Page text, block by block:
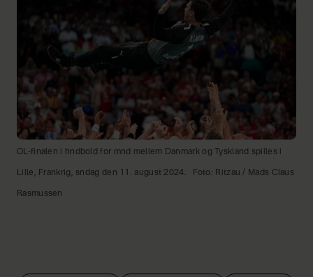
OL-finalen i hndbold for mnd mellem Danmark og Tyskland spilles i
Lille, Frankrig, sndag den 11. august 2024. Foto: Ritzau / Mads Claus
Rasmussen